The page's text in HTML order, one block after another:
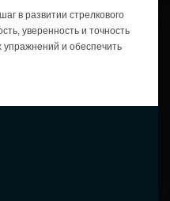
в развитии стрелкового
уверенность и точность
и обеспечить